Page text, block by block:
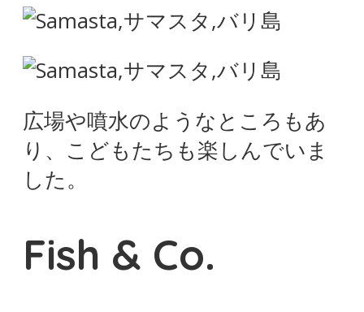
広場や噴水のようなところもあ
り、こどもたちも楽しんでいま
した。
Fish & Co.